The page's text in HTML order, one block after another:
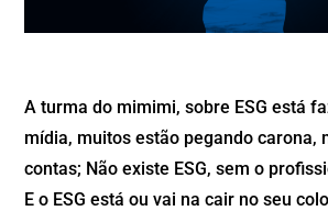
A turma do mimimi, sobre ESG está
mídia, muitos estão pegando carona,
contas; Não existe ESG, sem o
E o ESG está ou vai na cair no seu